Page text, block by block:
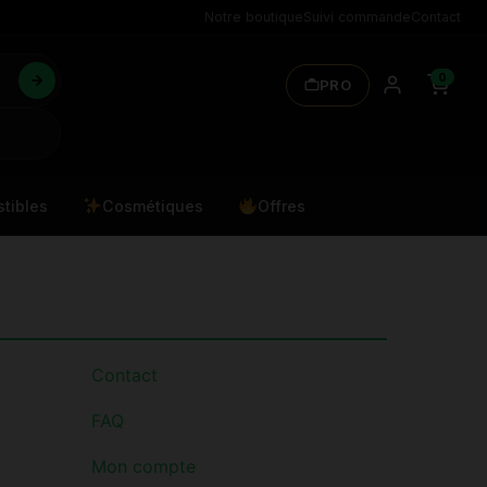
PRO 0
Cosmétiques Offres
Contact
FAQ
Mon compte